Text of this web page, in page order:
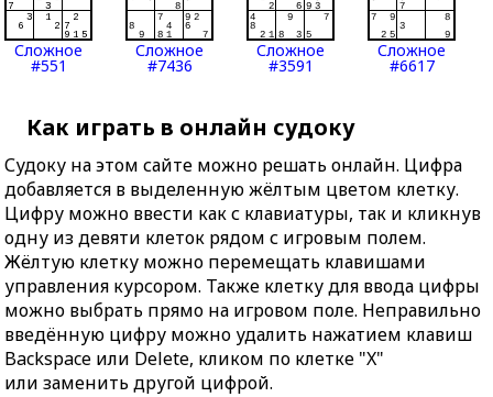
Сложное
#551
Сложное
#7436
Сложное
#3591
Сложное
#6617
Как играть в онлайн судоку
Судоку на этом сайте можно решать онлайн. Цифра
добавляется в выделенную жёлтым цветом клетку.
Цифру можно ввести как с клавиатуры, так и кликнув
одну из девяти клеток рядом с игровым полем.
Жёлтую клетку можно перемещать клавишами
управления курсором. Также клетку для ввода цифры
можно выбрать прямо на игровом поле. Неправильно
введённую цифру можно удалить нажатием клавиш
Backspace или Delete, кликом по клетке "X"
или заменить другой цифрой.